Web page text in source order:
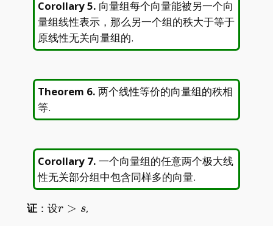
Corollary 5. 向量组每个向量能被另一个向
量组线性表示，那么另一个组的秩大于等于
原线性无关向量组的.
Theorem 6. 两个线性等价的向量组的秩相
等.
Corollary 7. 一个向量组的任意两个极大线
性无关部分组中包含同样多的向量.
证：设r>s
r > s,